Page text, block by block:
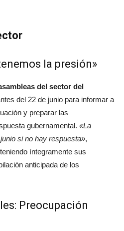
la presión»
del sector del
del 22 de junio para informar a
y preparar las
gubernamental. «La
si no hay respuesta»,
íntegramente sus
anticipada de los
Preocupación